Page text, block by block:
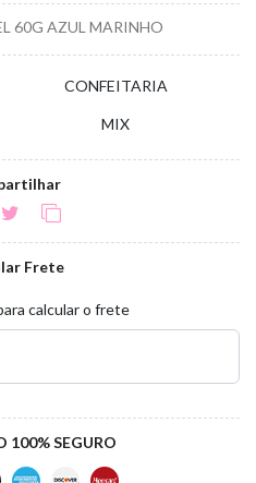
60G AZUL MARINHO
CONFEITARIA
MIX
Frete
calcular o frete
100% SEGURO